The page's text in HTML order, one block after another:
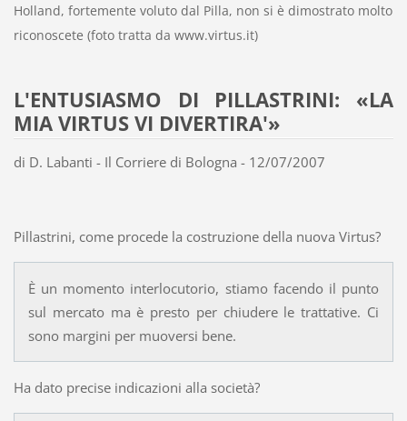
Holland, fortemente voluto dal Pilla, non si è dimostrato molto
riconoscete (foto tratta da www.virtus.it)
L'ENTUSIASMO DI PILLASTRINI: «LA
MIA VIRTUS VI DIVERTIRA'»
di D. Labanti - Il Corriere di Bologna - 12/07/2007
Pillastrini, come procede la costruzione della nuova Virtus?
È un momento interlocutorio, stiamo facendo il punto
sul mercato ma è presto per chiudere le trattative. Ci
sono margini per muoversi bene.
Ha dato precise indicazioni alla società?